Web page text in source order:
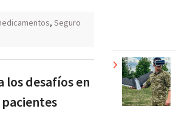
, Seguro
los desafíos en